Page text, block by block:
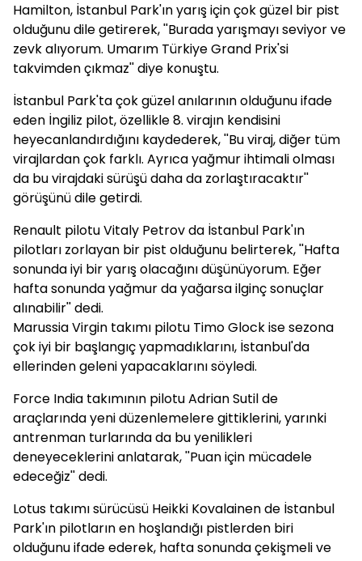
Hamilton, İstanbul Park'ın yarış için çok güzel bir pist
olduğunu dile getirerek, ''Burada yarışmayı seviyor ve
zevk alıyorum. Umarım Türkiye Grand Prix'si
takvimden çıkmaz'' diye konuştu.
İstanbul Park'ta çok güzel anılarının olduğunu ifade
eden İngiliz pilot, özellikle 8. virajın kendisini
heyecanlandırdığını kaydederek, ''Bu viraj, diğer tüm
virajlardan çok farklı. Ayrıca yağmur ihtimali olması
da bu virajdaki sürüşü daha da zorlaştıracaktır''
görüşünü dile getirdi.
Renault pilotu Vitaly Petrov da İstanbul Park'ın
pilotları zorlayan bir pist olduğunu belirterek, ''Hafta
sonunda iyi bir yarış olacağını düşünüyorum. Eğer
hafta sonunda yağmur da yağarsa ilginç sonuçlar
alınabilir'' dedi.
Marussia Virgin takımı pilotu Timo Glock ise sezona
çok iyi bir başlangıç yapmadıklarını, İstanbul'da
ellerinden geleni yapacaklarını söyledi.
Force India takımının pilotu Adrian Sutil de
araçlarında yeni düzenlemelere gittiklerini, yarınki
antrenman turlarında da bu yenilikleri
deneyeceklerini anlatarak, ''Puan için mücadele
edeceğiz'' dedi.
Lotus takımı sürücüsü Heikki Kovalainen de İstanbul
Park'ın pilotların en hoşlandığı pistlerden biri
olduğunu ifade ederek, hafta sonunda çekişmeli ve